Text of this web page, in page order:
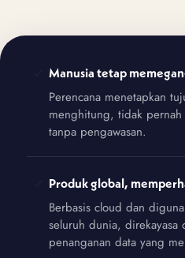
Manusia tetap
Perencana menetapkan
menghitung, tidak
tanpa pengawasan.
Produk global,
Berbasis cloud dan
seluruh dunia, direkayasa
penanganan data yang